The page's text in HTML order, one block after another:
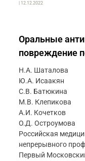
| 12.12.2022
Оральные
повреждение
Н.А. Шаталова
Ю.А. Исаакян
С.В. Батюкина
М.В. Клепикова
А.И. Кочетков
О.Д. Остроумова
Российская
непрерывного
Первый